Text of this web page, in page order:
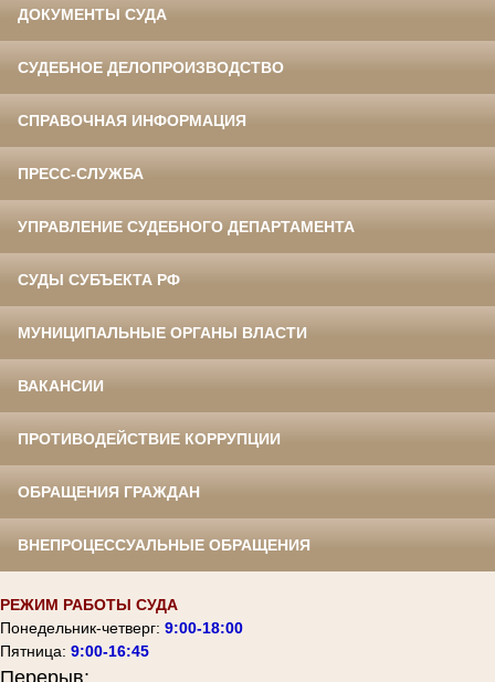
ДОКУМЕНТЫ СУДА
СУДЕБНОЕ ДЕЛОПРОИЗВОДСТВО
СПРАВОЧНАЯ ИНФОРМАЦИЯ
ПРЕСС-СЛУЖБА
УПРАВЛЕНИЕ СУДЕБНОГО ДЕПАРТАМЕНТА
СУДЫ СУБЪЕКТА РФ
МУНИЦИПАЛЬНЫЕ ОРГАНЫ ВЛАСТИ
ВАКАНСИИ
ПРОТИВОДЕЙСТВИЕ КОРРУПЦИИ
ОБРАЩЕНИЯ ГРАЖДАН
ВНЕПРОЦЕССУАЛЬНЫЕ ОБРАЩЕНИЯ
РЕЖИМ РАБОТЫ СУДА
Понедельник-четверг: 9:00-18:00
Пятница: 9:00-16:45
Перерыв: